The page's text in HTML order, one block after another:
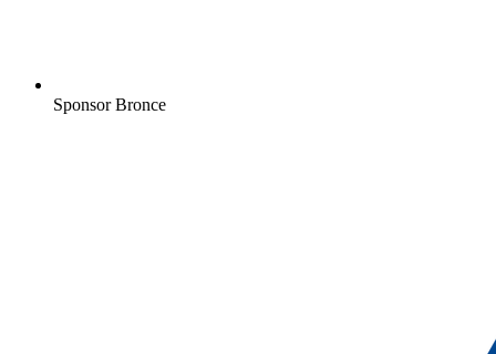
Sponsor Bronce